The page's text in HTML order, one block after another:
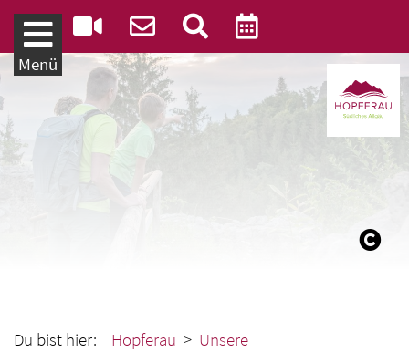
Weiter zum Inhalt
Menü
Du bist hier: Hopferau > Unsere